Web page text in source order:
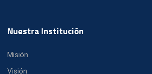
Nuestra Institución
Misión
Visión